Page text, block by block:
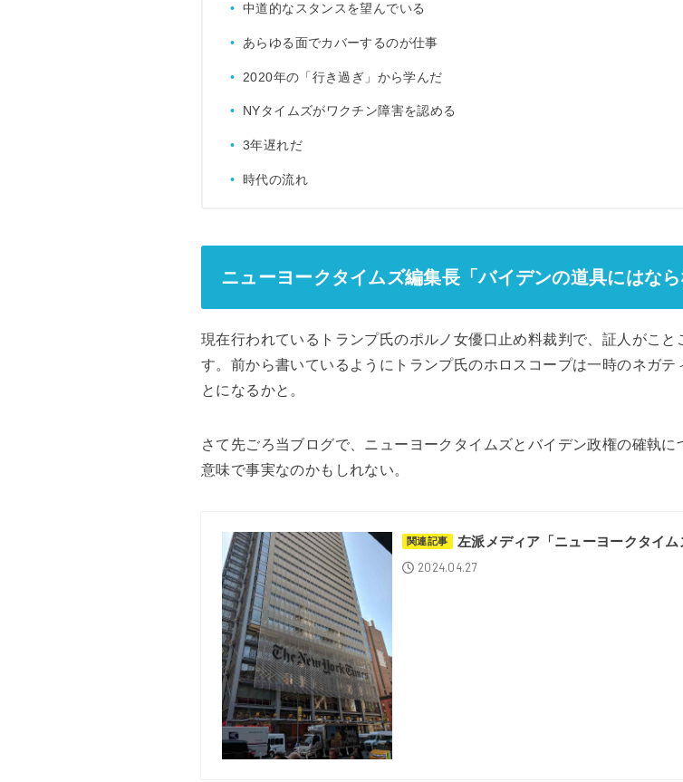
中道的なスタンスを望んでいる
あらゆる面でカバーするのが仕事
2020年の「行き過ぎ」から学んだ
NYタイムズがワクチン障害を認める
3年遅れだ
時代の流れ
ニューヨークタイムズ編集長「バイデンの道具にはなら
現在行われているトランプ氏のポルノ女優口止め料裁判で、証人がこ
す。前から書いているようにトランプ氏のホロスコープは一時のネガ
とになるかと。
さて先ごろ当ブログで、ニューヨークタイムズとバイデン政権の確執
意味で事実なのかもしれない。
関連記事 左派メディア「ニューヨークタイ
2024.04.27